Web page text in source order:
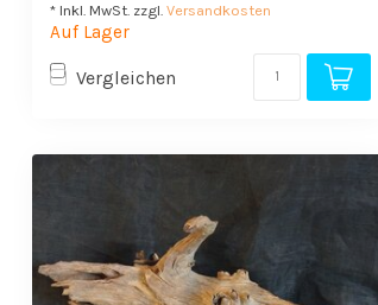
* Inkl. MwSt. zzgl. Versandkosten
Auf Lager
Vergleichen